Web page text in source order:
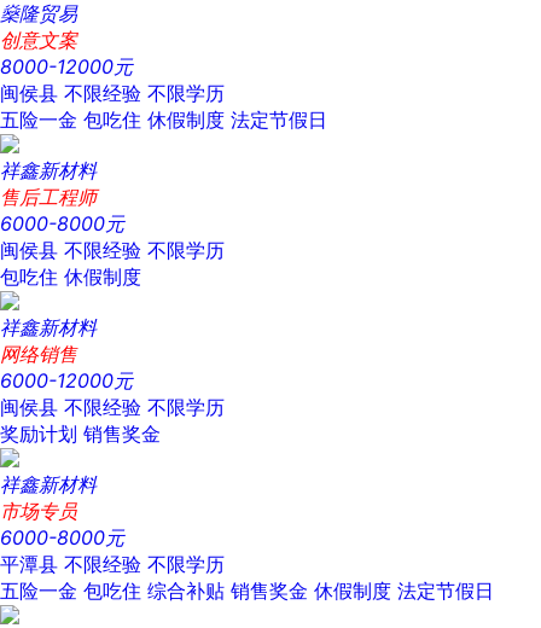
燊隆贸易
创意文案
8000-12000元
闽侯县 不限经验 不限学历
五险一金 包吃住 休假制度 法定节假日
祥鑫新材料
售后工程师
6000-8000元
闽侯县 不限经验 不限学历
包吃住 休假制度
祥鑫新材料
网络销售
6000-12000元
闽侯县 不限经验 不限学历
奖励计划 销售奖金
祥鑫新材料
市场专员
6000-8000元
平潭县 不限经验 不限学历
五险一金 包吃住 综合补贴 销售奖金 休假制度 法定节假日